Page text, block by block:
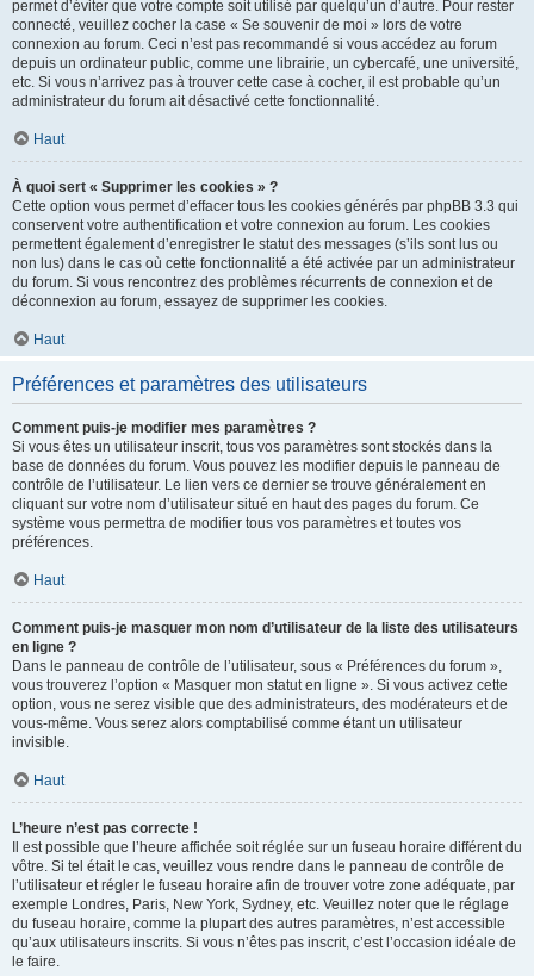
permet d’éviter que votre compte soit utilisé par quelqu’un d’autre. Pour rester
connecté, veuillez cocher la case « Se souvenir de moi » lors de votre
connexion au forum. Ceci n’est pas recommandé si vous accédez au forum
depuis un ordinateur public, comme une librairie, un cybercafé, une université,
etc. Si vous n’arrivez pas à trouver cette case à cocher, il est probable qu’un
administrateur du forum ait désactivé cette fonctionnalité.
Haut
À quoi sert « Supprimer les cookies » ?
Cette option vous permet d’effacer tous les cookies générés par phpBB 3.3 qui
conservent votre authentification et votre connexion au forum. Les cookies
permettent également d’enregistrer le statut des messages (s’ils sont lus ou
non lus) dans le cas où cette fonctionnalité a été activée par un administrateur
du forum. Si vous rencontrez des problèmes récurrents de connexion et de
déconnexion au forum, essayez de supprimer les cookies.
Haut
Préférences et paramètres des utilisateurs
Comment puis-je modifier mes paramètres ?
Si vous êtes un utilisateur inscrit, tous vos paramètres sont stockés dans la
base de données du forum. Vous pouvez les modifier depuis le panneau de
contrôle de l’utilisateur. Le lien vers ce dernier se trouve généralement en
cliquant sur votre nom d’utilisateur situé en haut des pages du forum. Ce
système vous permettra de modifier tous vos paramètres et toutes vos
préférences.
Haut
Comment puis-je masquer mon nom d’utilisateur de la liste des utilisateurs
en ligne ?
Dans le panneau de contrôle de l’utilisateur, sous « Préférences du forum »,
vous trouverez l’option « Masquer mon statut en ligne ». Si vous activez cette
option, vous ne serez visible que des administrateurs, des modérateurs et de
vous-même. Vous serez alors comptabilisé comme étant un utilisateur
invisible.
Haut
L’heure n’est pas correcte !
Il est possible que l’heure affichée soit réglée sur un fuseau horaire différent du
vôtre. Si tel était le cas, veuillez vous rendre dans le panneau de contrôle de
l’utilisateur et régler le fuseau horaire afin de trouver votre zone adéquate, par
exemple Londres, Paris, New York, Sydney, etc. Veuillez noter que le réglage
du fuseau horaire, comme la plupart des autres paramètres, n’est accessible
qu’aux utilisateurs inscrits. Si vous n’êtes pas inscrit, c’est l’occasion idéale de
le faire.